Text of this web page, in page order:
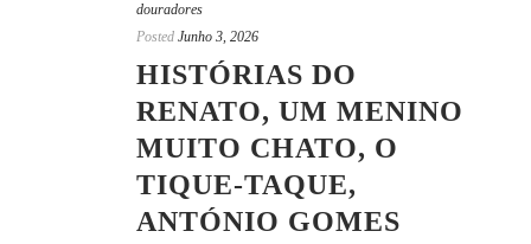
douradores
Posted Junho 3, 2026
HISTÓRIAS DO
RENATO, UM MENINO
MUITO CHATO, O
TIQUE-TAQUE,
ANTÓNIO GOMES